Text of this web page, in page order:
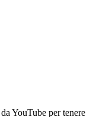
YouTube per tenere